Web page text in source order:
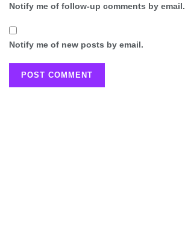
Notify me of follow-up comments by email.
Notify me of new posts by email.